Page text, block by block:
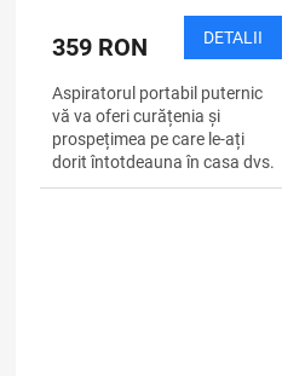
359 RON DETALII
Aspiratorul portabil puternic
vă va oferi curățenia și
prospețimea pe care le-ați
dorit întotdeauna în casa dvs.
Nu vă mai limitați din cauza